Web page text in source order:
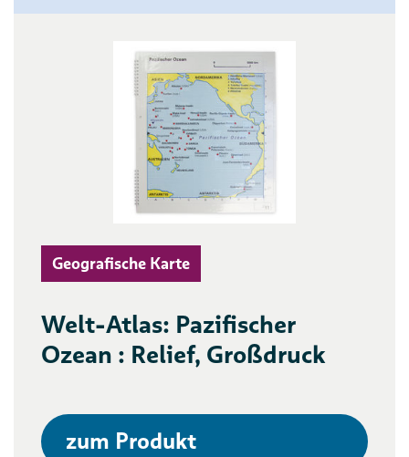
Geografische Karte
Welt-Atlas: Pazifischer
Ozean : Relief, Großdruck
zum Produkt